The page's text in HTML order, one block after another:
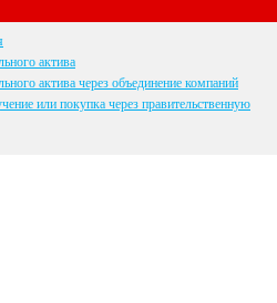
актива
актива через объединение компаний
или покупка через правительственную